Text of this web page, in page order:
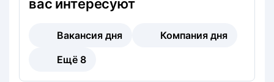
вас интересуют
Вакансия дня
Компания дня
Ещё 8